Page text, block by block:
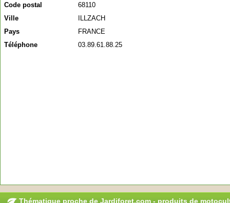
Code postal
68110
Ville
ILLZACH
Pays
FRANCE
Téléphone
03.89.61.88.25
Thématique proche de Jardiforet.com - produits de